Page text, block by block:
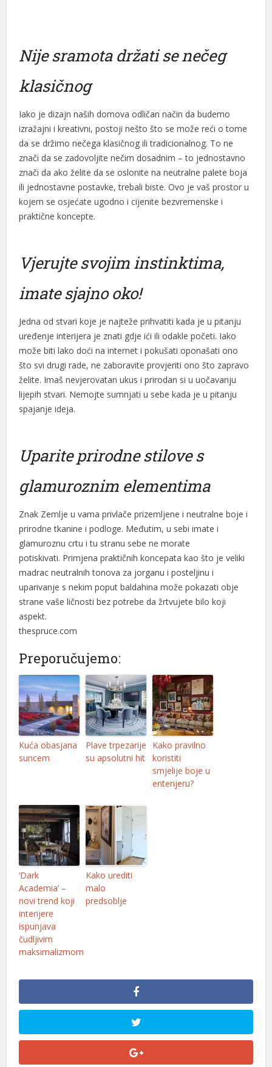
Nije sramota držati se nečeg
klasičnog
Iako je dizajn naših domova odličan način da budemo
izražajni i kreativni, postoji nešto što se može reći o tome
da se držimo nečega klasičnog ili tradicionalnog. To ne
znači da se zadovoljite nečim dosadnim – to jednostavno
znači da ako želite da se oslonite na neutralne palete boja
ili jednostavne postavke, trebali biste. Ovo je vaš prostor u
kojem se osjećate ugodno i cijenite bezvremenske i
praktične koncepte.
Vjerujte svojim instinktima,
imate sjajno oko!
Jedna od stvari koje je najteže prihvatiti kada je u pitanju
uređenje interijera je znati gdje ići ili odakle početi. Iako
može biti lako doći na internet i pokušati oponašati ono
što svi drugi rade, ne zaboravite provjeriti ono što zapravo
želite. Imaš nevjerovatan ukus i prirodan si u uočavanju
lijepih stvari. Nemojte sumnjati u sebe kada je u pitanju
spajanje ideja.
Uparite prirodne stilove s
glamuroznim elementima
Znak Zemlje u vama privlače prizemljene i neutralne boje i
prirodne tkanine i podloge. Međutim, u sebi imate i
glamuroznu crtu i tu stranu sebe ne morate
potiskivati. Primjena praktičnih koncepata kao što je veliki
madrac neutralnih tonova za jorganu i posteljinu i
uparivanje s nekim poput baldahina može pokazati obje
strane vaše ličnosti bez potrebe da žrtvujete bilo koji
aspekt.
thespruce.com
Preporučujemo:
Kuća obasjana
suncem
Plave trpezarije
su apsolutni hit
Kako pravilno
koristiti
smjelije boje u
enterijeru?
‘Dark
Academia’ –
novi trend koji
interijere
ispunjava
čudljivim
maksimalizmom
Kako urediti
malo
predsoblje